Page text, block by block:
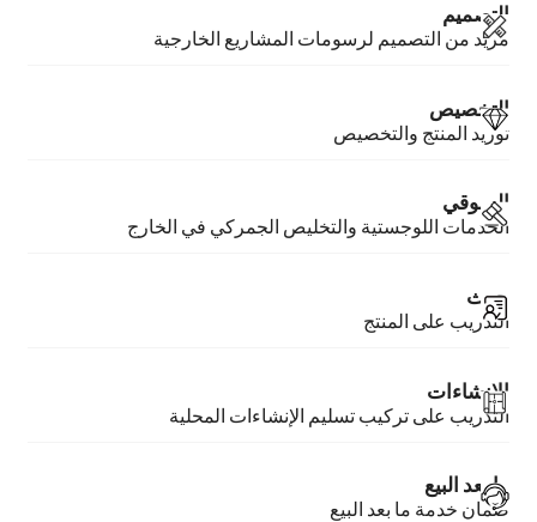
التصميم
مزيد من التصميم لرسومات المشاريع الخارجية
التخصيص
توريد المنتج والتخصيص
السوقي
الخدمات اللوجستية والتخليص الجمركي في الخارج
حرث
التدريب على المنتج
الإنشاءات
التدريب على تركيب تسليم الإنشاءات المحلية
ما بعد البيع
ضمان خدمة ما بعد البيع